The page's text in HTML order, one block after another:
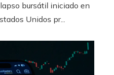
bursátil iniciado en
Unidos pr...